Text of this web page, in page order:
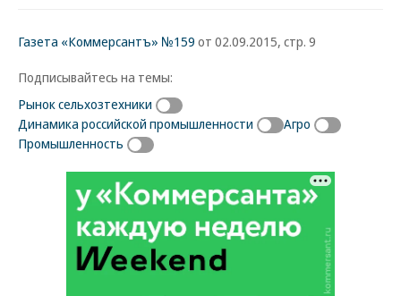
Газета «Коммерсантъ» №159 от 02.09.2015, стр. 9
Подписывайтесь на темы:
Рынок сельхозтехники
Динамика российской промышленности
Агро
Промышленность